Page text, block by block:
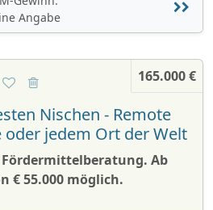
Angabe
165.000 €
Nischen - Remote
jedem Ort der Welt
Fördermittelberatung. Ab
€ 55.000 möglich.